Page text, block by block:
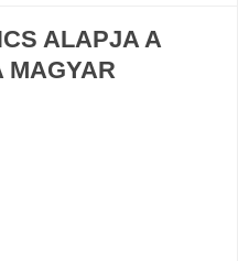
ALAPJA A
MAGYAR